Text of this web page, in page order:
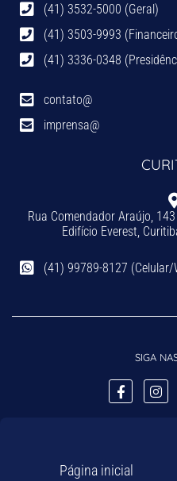
(41) 3532-5000 (Geral)
(41) 3503-9993
(41) 3336-0348
contato@
imprensa@
Rua Comendador Araújo,
Edifício Everest,
(41) 99789-8127 (Celular/
SIGA
Página inicial